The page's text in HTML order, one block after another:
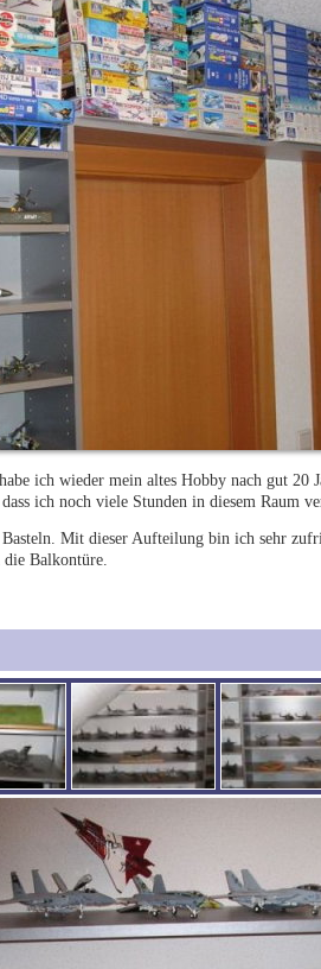
ich wieder mein altes Hobby nach gut 20
ich noch viele Stunden in diesem Raum
Mit dieser Aufteilung bin ich sehr
Balkontüre.